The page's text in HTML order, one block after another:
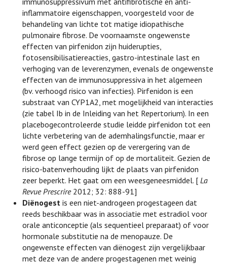
inflammatoire eigenschappen, voorgesteld voor de
behandeling van lichte tot matige idiopathische
pulmonaire fibrose. De voornaamste ongewenste
effecten van pirfenidon zijn huiderupties,
fotosensibilisatiereacties, gastro-intestinale last en
verhoging van de leverenzymen, evenals de ongewenste
effecten van de immunosuppressiva in het algemeen
(bv. verhoogd risico van infecties). Pirfenidon is een
substraat van CYP1A2, met mogelijkheid van interacties
(zie tabel Ib in de Inleiding van het Repertorium). In een
placebogecontroleerde studie leidde pirfenidon tot een
lichte verbetering van de ademhalingsfunctie, maar er
werd geen effect gezien op de verergering van de
fibrose op lange termijn of op de mortaliteit. Gezien de
risico-batenverhouding lijkt de plaats van pirfenidon
zeer beperkt. Het gaat om een weesgeneesmiddel. [La
Revue Prescrire2012; 32: 888-91]
Diënogest is een niet-androgeen progestageen dat
reeds beschikbaar was in associatie met estradiol voor
orale anticonceptie (als sequentieel preparaat) of voor
hormonale substitutie na de menopauze. De
ongewenste effecten van diënogest zijn vergelijkbaar
met deze van de andere progestagenen met weinig